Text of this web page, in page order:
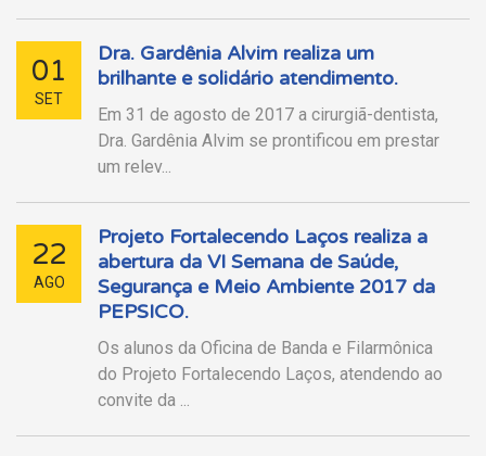
01
SET
Dra. Gardênia Alvim realiza um
brilhante e solidário atendimento.
Em 31 de agosto de 2017 a cirurgiã-dentista,
Dra. Gardênia Alvim se prontificou em prestar
um relev...
22
AGO
Projeto Fortalecendo Laços realiza a
abertura da VI Semana de Saúde,
Segurança e Meio Ambiente 2017 da
PEPSICO.
Os alunos da Oficina de Banda e Filarmônica
do Projeto Fortalecendo Laços, atendendo ao
convite da ...